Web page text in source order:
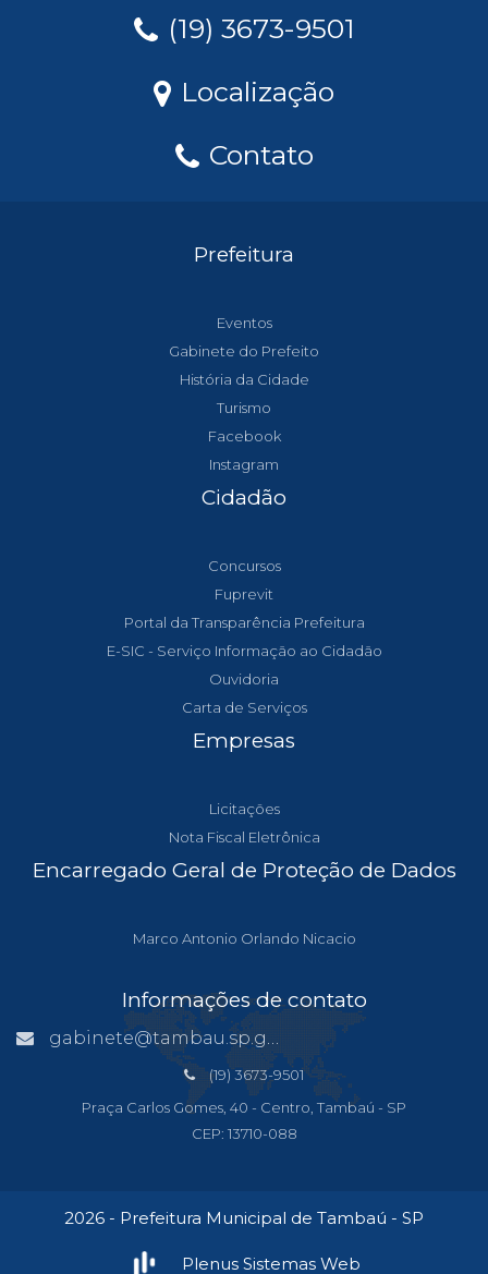
(19) 3673-9501
Localização
Contato
Prefeitura
Eventos
Gabinete do Prefeito
História da Cidade
Turismo
Facebook
Instagram
Cidadão
Concursos
Fuprevit
Portal da Transparência Prefeitura
E-SIC - Serviço Informação ao Cidadão
Ouvidoria
Carta de Serviços
Empresas
Licitações
Nota Fiscal Eletrônica
Encarregado Geral de Proteção de Dados
Marco Antonio Orlando Nicacio
Informações de contato
gabinete@tambau.sp.gov.br
(19) 3673-9501
Praça Carlos Gomes, 40 - Centro, Tambaú - SP
CEP: 13710-088
2026 - Prefeitura Municipal de Tambaú - SP
Plenus Sistemas Web